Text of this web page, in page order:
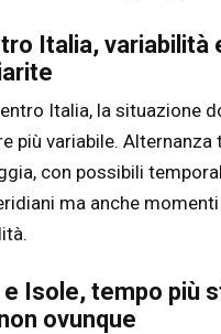
Italia, variabilità
Italia, la situazione
più variabile. Alternanza
con possibili
ma anche
e Isole, tempo più
ovunque